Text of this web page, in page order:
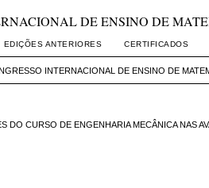
DE ENSINO DE
EDIÇÕES ANTERIORES CERTIFICADOS
INTERNACIONAL DE ENSINO DE
CURSO DE ENGENHARIA MECÂNICA NAS